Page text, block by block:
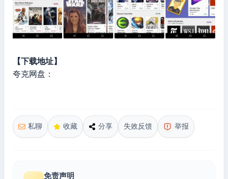
【下载地址】
夸克网盘：
私聊 收藏 分享 失效反馈 举报
免责声明